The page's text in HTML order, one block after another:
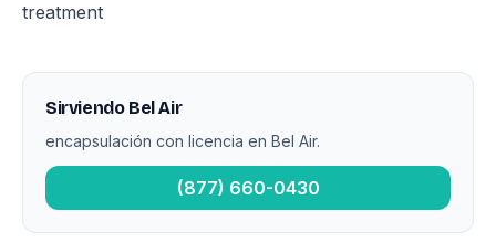
treatment
Sirviendo Bel Air
encapsulación con licencia en Bel Air.
(877) 660-0430